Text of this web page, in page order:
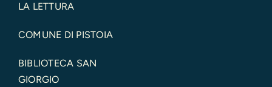
LA LETTURA
COMUNE DI PISTOIA
BIBLIOTECA SAN
GIORGIO